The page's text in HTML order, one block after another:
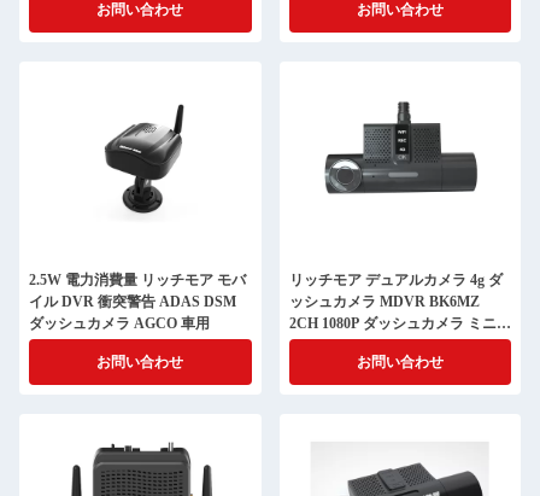
お問い合わせ お問い合わせ
2.5W 電力消費量 リッチモア モバ
イル DVR 衝突警告 ADAS DSM
ダッシュカメラ AGCO 車用
お問い合わせ
リッチモア デュアルカメラ 4g ダ
ッシュカメラ MDVR BK6MZ
2CH 1080P ダッシュカメラ ミニ
HD 256G ストレージ
お問い合わせ